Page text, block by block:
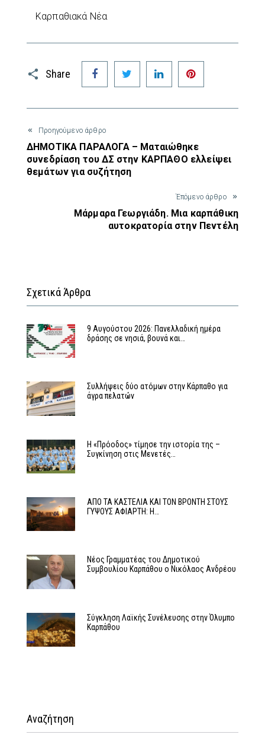
Καρπαθιακά Νέα
Share
Facebook Twitter LinkedIn
Προηγούμενο άρθρο
ΔΗΜΟΤΙΚΑ ΠΑΡΑΛΟΓΑ – Ματαιώθηκε
συνεδρίαση του ΔΣ στην ΚΑΡΠΑΘΟ ελλείψει
θεμάτων για συζήτηση
Έπόμενο άρθρο
Μάρμαρα Γεωργιάδη. Μια καρπάθικη
αυτοκρατορία στην Πεντέλη
Σχετικά Άρθρα
9 Αυγούστου 2026: Πανελλαδική ημέρα
δράσης σε νησιά, βουνά και…
Συλλήψεις δύο ατόμων στην Κάρπαθο για
άγρα πελατών
Η «Πρόοδος» τίμησε την ιστορία της –
Συγκίνηση στις Μενετές…
ΑΠΟ ΤΑ ΚΑΣΤΕΛΙΑ ΚΑΙ ΤΟΝ ΒΡΟΝΤΗ ΣΤΟΥΣ
ΓΥΨΟΥΣ ΑΦΙΑΡΤΗ: Η…
Νέος Γραμματέας του Δημοτικού
Συμβουλίου Καρπάθου ο Νικόλαος Ανδρέου
Σύγκληση Λαϊκής Συνέλευσης στην Όλυμπο
Καρπάθου
Αναζήτηση